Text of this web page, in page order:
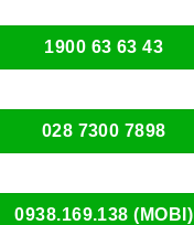
1900 63 63 43
028 7300 7898
0938.169.138 (MOBI)